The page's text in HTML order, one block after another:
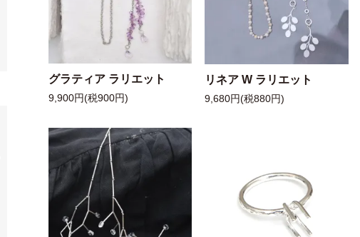
グラティア ラリエット
9,900円(税900円)
リネア W ラリエット
9,680円(税880円)